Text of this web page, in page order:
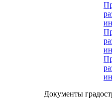
Документы